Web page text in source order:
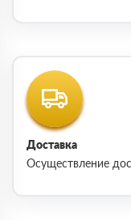
Доставка
Осуществление